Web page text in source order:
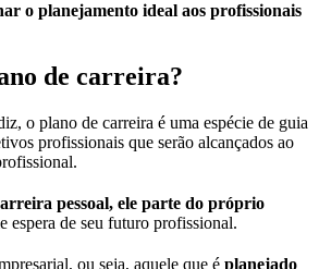
o planejamento ideal aos profissionais
de carreira?
o plano de carreira é uma espécie de guia
profissionais que serão alcançados ao
pessoal, ele parte do próprio
espera de seu futuro profissional.
ou seja, aquele que é planejado